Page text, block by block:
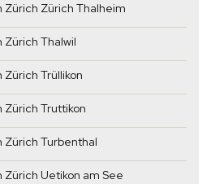
Zürich Zürich Thalheim
Zürich Thalwil
Zürich Trüllikon
Zürich Truttikon
Zürich Turbenthal
Zürich Uetikon am See